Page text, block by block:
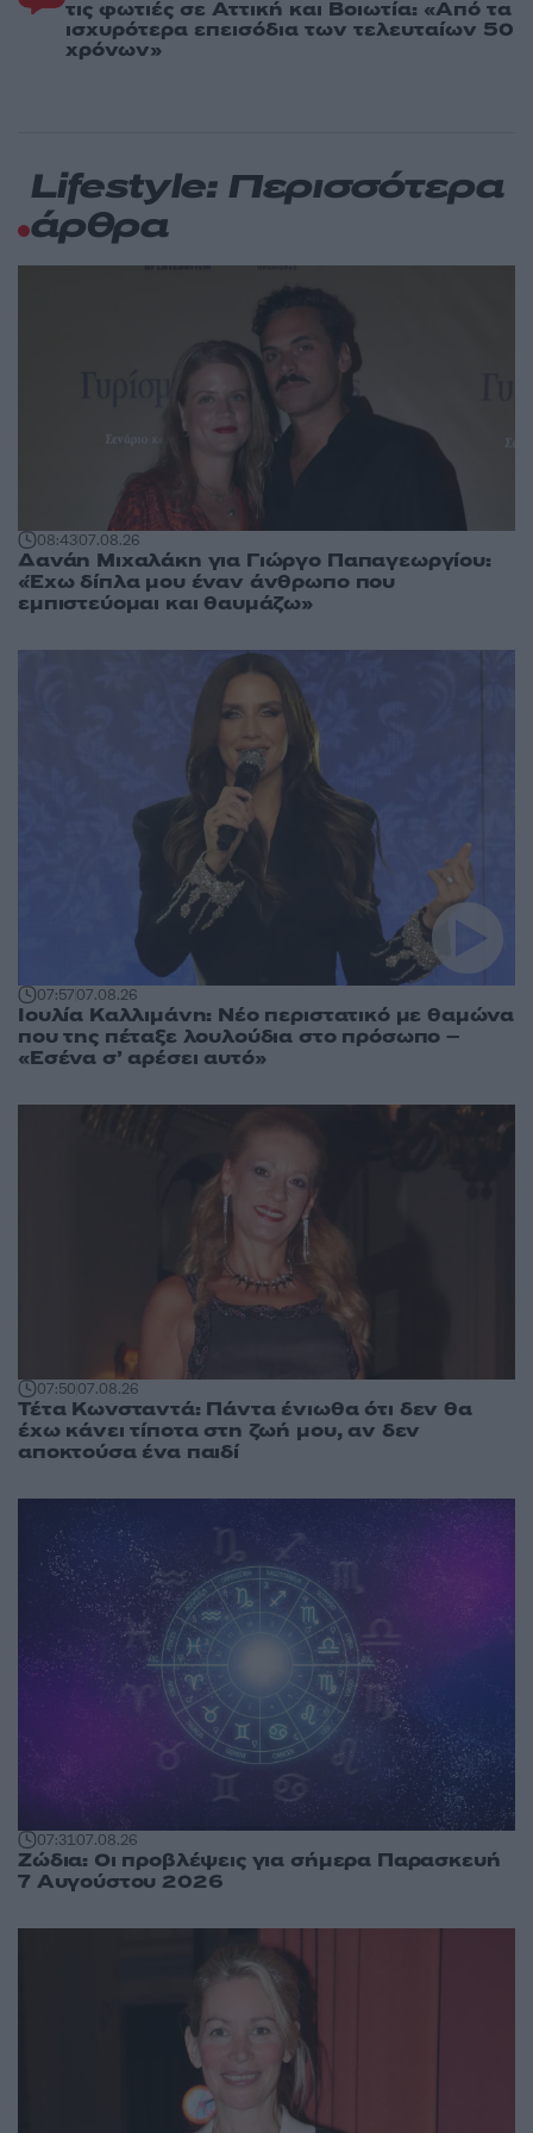
τις φωτιές σε Αττική και Βοιωτία: «Από τα
ισχυρότερα επεισόδια των τελευταίων 50
χρόνων»
Lifestyle: Περισσότερα
άρθρα
08:4307.08.26
Δανάη Μιχαλάκη για Γιώργο Παπαγεωργίου:
«Έχω δίπλα μου έναν άνθρωπο που
εμπιστεύομαι και θαυμάζω»
07:5707.08.26
Ιουλία Καλλιμάνη: Νέο περιστατικό με θαμώνα
που της πέταξε λουλούδια στο πρόσωπο –
«Εσένα σ’ αρέσει αυτό»
07:5007.08.26
Τέτα Κωνσταντά: Πάντα ένιωθα ότι δεν θα
έχω κάνει τίποτα στη ζωή μου, αν δεν
αποκτούσα ένα παιδί
07:3107.08.26
Ζώδια: Οι προβλέψεις για σήμερα Παρασκευή
7 Αυγούστου 2026